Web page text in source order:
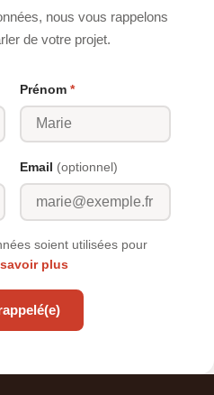
nous vous rappelons
de votre projet.
Prénom *
Email (optionnel)
soient utilisées pour
savoir plus